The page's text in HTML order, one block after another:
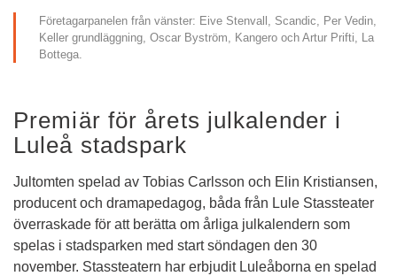
Företagarpanelen från vänster: Eive Stenvall, Scandic, Per Vedin,
Keller grundläggning, Oscar Byström, Kangero och Artur Prifti, La
Bottega.
Premiär för årets julkalender i
Luleå stadspark
Jultomten spelad av Tobias Carlsson och Elin Kristiansen,
producent och dramapedagog, båda från Lule Stassteater
överraskade för att berätta om årliga julkalendern som
spelas i stadsparken med start söndagen den 30
november. Stassteatern har erbjudit Luleåborna en spelad